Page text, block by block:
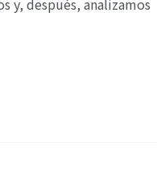
y, después, analizamos